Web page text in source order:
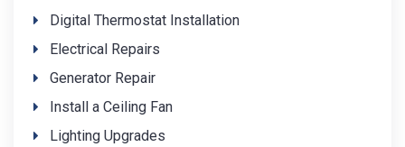
Digital Thermostat Installation
Electrical Repairs
Generator Repair
Install a Ceiling Fan
Lighting Upgrades